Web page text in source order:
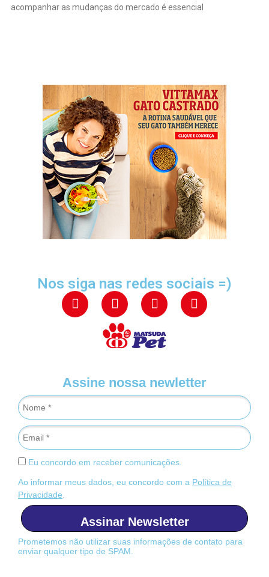
acompanhar as mudanças do mercado é essencial
Nos siga nas redes sociais =)
Assine nossa newletter
Eu concordo em receber comunicações.
Ao informar meus dados, eu concordo com a Política de
Privacidade
Assinar Newsletter
Prometemos não utilizar suas informações de contato para
enviar qualquer tipo de SPAM.